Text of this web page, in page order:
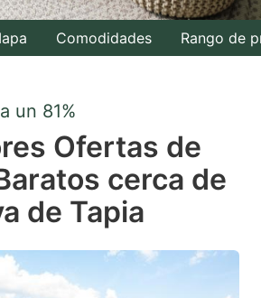
with
the
a
date.
Press
the
question
mark
Comodidades Rango de
un 81%
Ofertas de
cerca de
de Tapia